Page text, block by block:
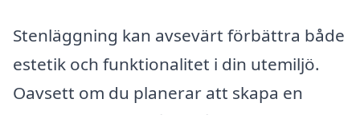
Stenläggning kan avsevärt förbättra både
estetik och funktionalitet i din utemiljö.
Oavsett om du planerar att skapa en